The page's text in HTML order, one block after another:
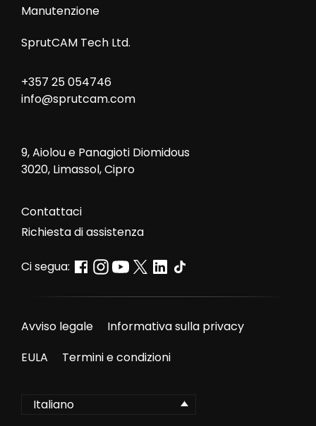
Manutenzione
SprutCAM Tech Ltd.
+357 25 054746
info@sprutcam.com
9, Aiolou e Panagioti Diomidous
3020, Limassol, Cipro
Contattaci
Richiesta di assistenza
Ci segua:
Avviso legale
Informativa sulla privacy
EULA
Termini e condizioni
Italiano